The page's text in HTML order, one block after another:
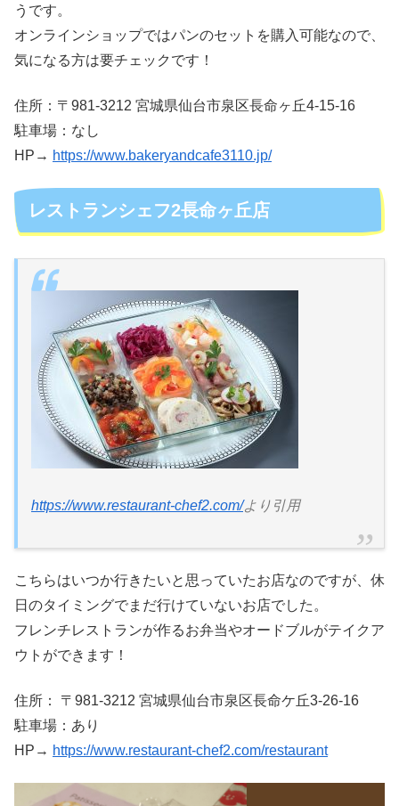
うです。
オンラインショップではパンのセットを購入可能なので、
気になる方は要チェックです！
住所：〒981-3212 宮城県仙台市泉区長命ヶ丘4-15-16
駐車場：なし
HP→ https://www.bakeryandcafe3110.jp/
レストランシェフ2長命ヶ丘店
https://www.restaurant-chef2.com/より引用
こちらはいつか行きたいと思っていたお店なのですが、休
日のタイミングでまだ行けていないお店でした。
フレンチレストランが作るお弁当やオードブルがテイクア
ウトができます！
住所： 〒981-3212 宮城県仙台市泉区長命ケ丘3-26-16
駐車場：あり
HP→ https://www.restaurant-chef2.com/restaurant